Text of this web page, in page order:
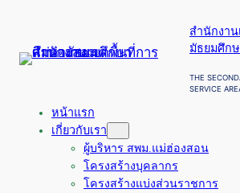
สำนักงา
มัธยมศึก
THE
SERVICE
หน้าแรก
เกี่ยวกับเรา
ผู้บริหาร สพม.แม่ฮ่องสอน
โครงสร้างบุคลากร
โครงสร้างแบ่งส่วนราชการ